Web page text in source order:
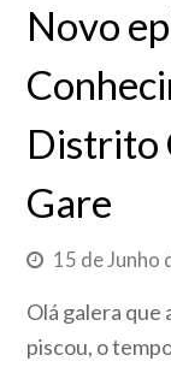
Novo
Distrito
Gare
15 de Junho
Olá galera que
piscou, o